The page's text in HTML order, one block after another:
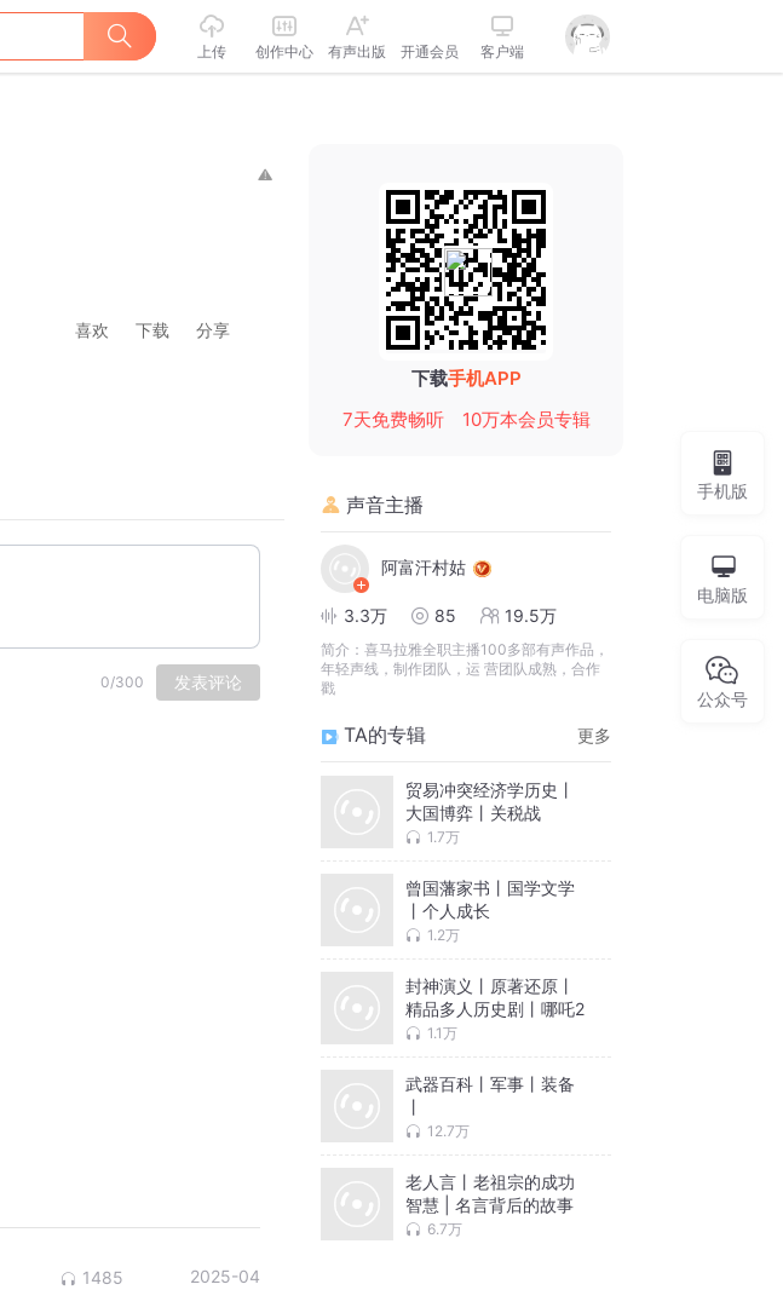
上传 创作中心 有声出版 开通会员 客户端
喜欢 下载 分享
0/300 发表评论
1485 2025-04
下载手机APP
7天免费畅听
10万本会员专辑
声音主播
阿富汗村姑
3.3万 85 19.5万
简介： 喜马拉雅全职主播100多部有声作品，
年轻声线，制作团队，运 营团队成熟，合作
戳
TA的专辑 更多
贸易冲突经济学历史丨
大国博弈丨关税战
1.7万
曾国藩家书丨国学文学
丨个人成长
1.2万
封神演义丨原著还原丨
精品多人历史剧丨哪吒2
1.1万
武器百科丨军事丨装备
丨
12.7万
老人言丨老祖宗的成功
智慧 | 名言背后的故事
6.7万
手机版
电脑版
公众号